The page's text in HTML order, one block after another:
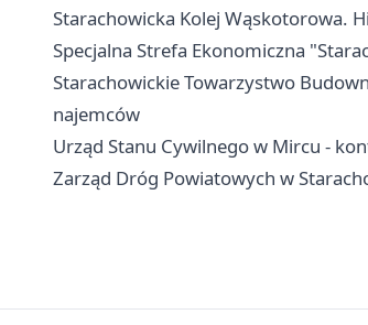
Starachowicka Kolej Wąskotorowa.
Specjalna Strefa Ekonomiczna
Starachowickie Towarzystwo
najemców
Urząd Stanu Cywilnego w Mircu -
Zarząd Dróg Powiatowych w